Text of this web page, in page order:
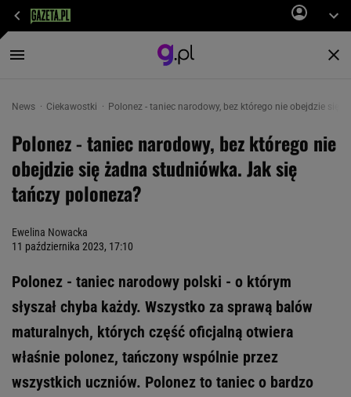
News Ciekawostki Polonez - taniec narodowy, bez którego nie obejdzie się
Polonez - taniec narodowy, bez którego nie
obejdzie się żadna studniówka. Jak się
tańczy poloneza?
Ewelina Nowacka
11 października 2023, 17:10
Polonez - taniec narodowy polski - o którym
słyszał chyba każdy. Wszystko za sprawą balów
maturalnych, których część oficjalną otwiera
właśnie polonez, tańczony wspólnie przez
wszystkich uczniów. Polonez to taniec o bardzo